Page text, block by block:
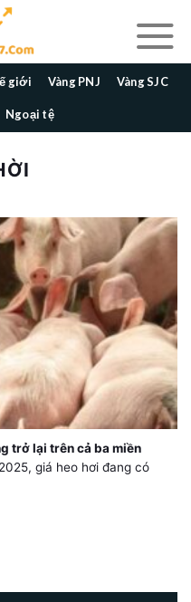
giới Vàng PNJ Vàng SJC
Ngoại tệ
trở lại trên cả ba miền
giá heo hơi đang có